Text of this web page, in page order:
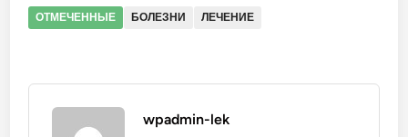
ОТМЕЧЕННЫЕ БОЛЕЗНИ ЛЕЧЕНИЕ
wpadmin-lek